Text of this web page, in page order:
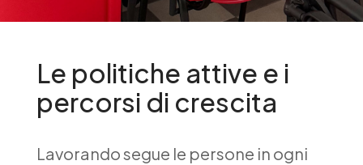
Le politiche attive e i
percorsi di crescita
Lavorando segue le persone in ogni